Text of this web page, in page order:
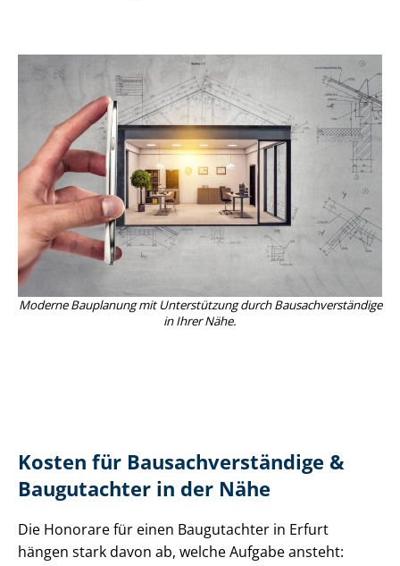
Moderne Bauplanung mit Unterstützung durch Bau­sach­ver­stän­di­ge
in Ihrer Nähe.
Kosten für Bau­sach­ver­stän­di­ge &
Baugutachter in der Nähe
Die Honorare für einen Baugutachter in Erfurt
hängen stark davon ab, welche Aufgabe ansteht: